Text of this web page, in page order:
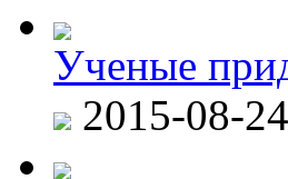
Ученые
2015-08-